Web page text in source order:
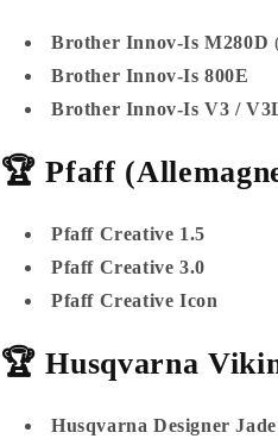
Brother Innov-Is M280D
Brother Innov-Is 800E
Brother Innov-Is V3 /
🏆 Pfaff
Pfaff Creative 1.5
Pfaff Creative 3.0
Pfaff Creative Icon
🏆 Husqvarna
Husqvarna Designer